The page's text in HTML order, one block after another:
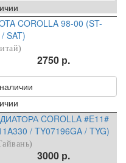
COROLLA 98-00 (ST-
SAT)
2750 р.
COROLLA #E11#
/ TY07196GA / TYG)
3000 р.